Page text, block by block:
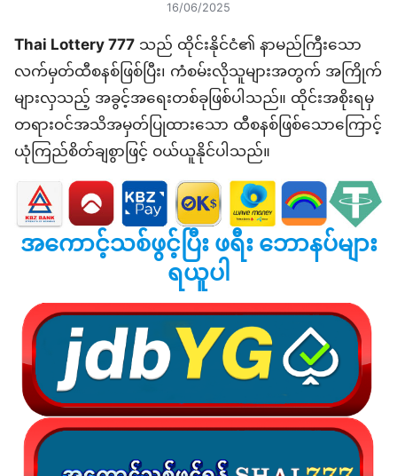
16/06/2025
Thai Lottery 777 သည် ထိုင်းနိုင်ငံ၏ နာမည်ကြီးသော
လက်မှတ်ထီစနစ်ဖြစ်ပြီး၊ ကံစမ်းလိုသူများအတွက် အကြိုက်
များလှသည့် အခွင့်အရေးတစ်ခုဖြစ်ပါသည်။ ထိုင်းအစိုးရမှ
တရားဝင်အသိအမှတ်ပြုထားသော ထီစနစ်ဖြစ်သောကြောင့်
ယုံကြည်စိတ်ချစွာဖြင့် ဝယ်ယူနိုင်ပါသည်။
အကောင့်သစ်ဖွင့်ပြီး ဖရီး ဘောနပ်များ
ရယူပါ